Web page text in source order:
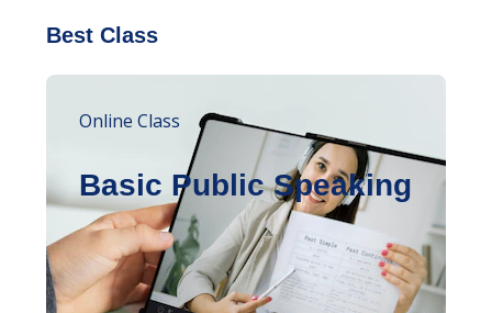
Best Class
Online Class
Basic Public Speaking